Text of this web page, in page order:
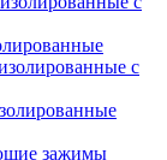
с
зажимы